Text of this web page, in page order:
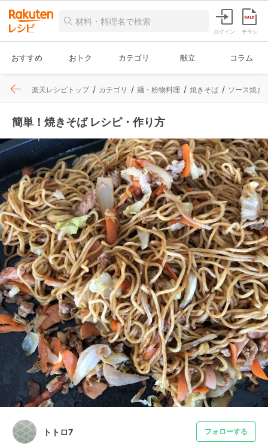
ログイン チラシ
おすすめ おトク カテゴリ 献立 コラム
楽天レシピトップ カテゴリ 麺・粉物料理 焼きそば ソース焼き
簡単！焼きそば レシピ・作り方
トトロ7 フォローする